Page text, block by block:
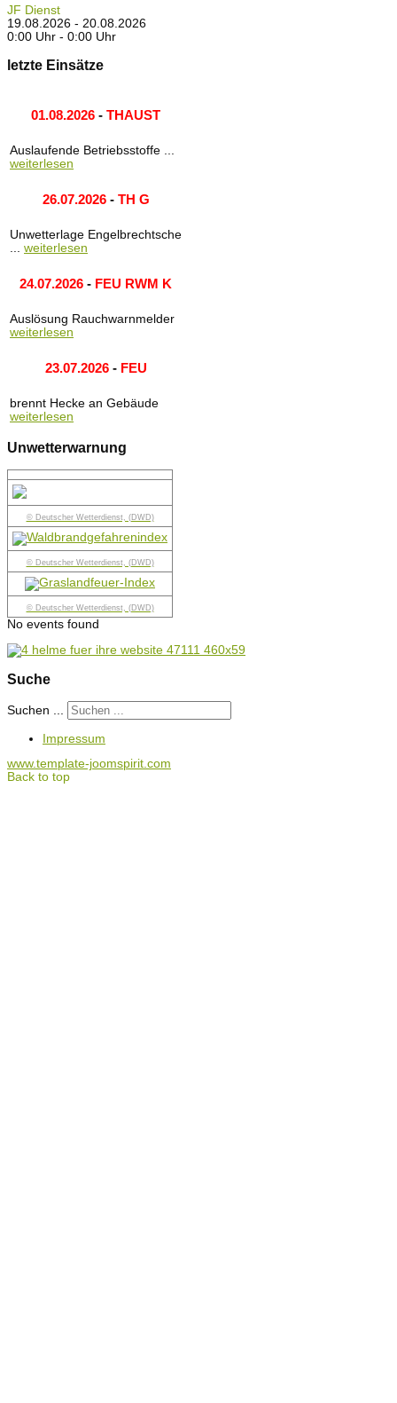
JF Dienst
19.08.2026 - 20.08.2026
0:00 Uhr - 0:00 Uhr
letzte Einsätze
01.08.2026 - THAUST
Auslaufende Betriebsstoffe ...
weiterlesen
26.07.2026- TH G
Unwetterlage Engelbrechtsche
... weiterlesen
24.07.2026 - FEU RWM K
Auslösung Rauchwarnmelder
weiterlesen
23.07.2026- FEU
brennt Hecke an Gebäude
weiterlesen
Unwetterwarnung
© Deutscher Wetterdienst, (DWD)
© Deutscher Wetterdienst, (DWD)
© Deutscher Wetterdienst, (DWD)
No events found
Suche
Suchen ...
Impressum
www.template-joomspirit.com
Back to top